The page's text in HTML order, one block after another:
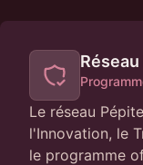
Le réseau
l'Innovation, le
le programme